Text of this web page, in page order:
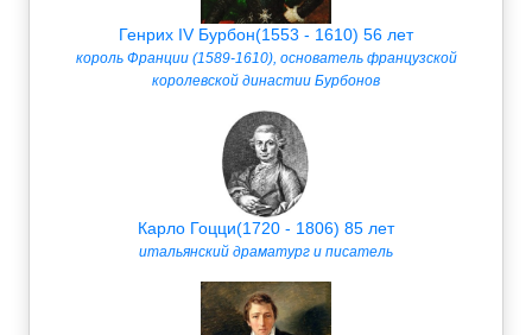
Генрих IV Бурбон(1553 - 1610) 56 лет
король Франции (1589-1610), основатель французской
королевской династии Бурбонов
Карло Гоцци(1720 - 1806) 85 лет
итальянский драматург и писатель